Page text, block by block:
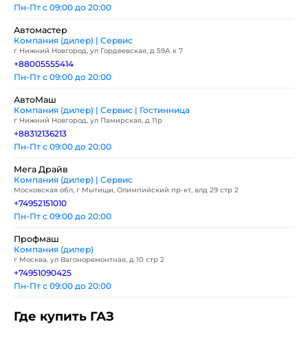
Пн-Пт с 09:00 до 20:00
Автомастер
Компания (дилер) | Сервис
г Нижний Новгород, ул Гордеевская, д 59А к 7
+88005555414
Пн-Пт с 09:00 до 20:00
АвтоМаш
Компания (дилер) | Сервис | Гостинница
г Нижний Новгород, ул Памирская, д 11р
+88312136213
Пн-Пт с 09:00 до 20:00
Мега Драйв
Компания (дилер) | Сервис
Московская обл, г Мытищи, Олимпийский пр-кт, влд 29 стр 2
+74952151010
Пн-Пт с 09:00 до 20:00
Профмаш
Компания (дилер)
г Москва, ул Вагоноремонтная, д 10 стр 2
+74951090425
Пн-Пт с 09:00 до 20:00
Где купить ГАЗ